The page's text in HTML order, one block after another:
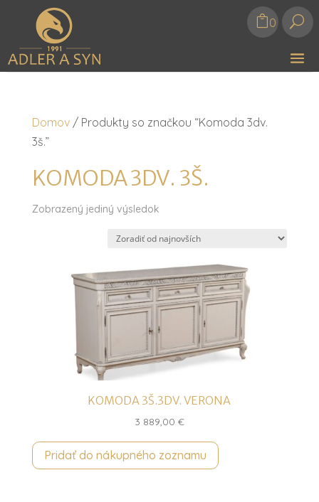
0 U
Domov/ Produkty so značkou “Komoda 3dv.
3š.”
KOMODA 3DV. 3Š.
Zobrazený jediný výsledok
KOMODA 3Š.3DV. VERONA
3 889,00 €
Pridať do nákupného zoznamu